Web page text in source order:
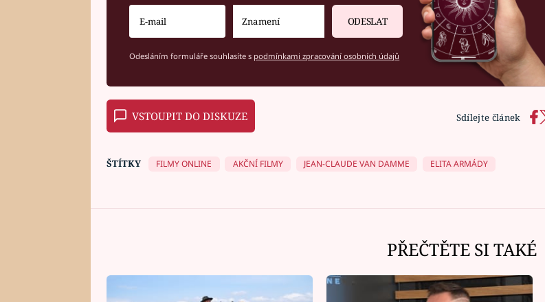
ODESLAT
Odesláním formuláře souhlasíte s podmínkami zpracování osobních údajů
VSTOUPIT DO DISKUZE Sdílejte článek
ŠTÍTKY FILMY ONLINE AKČNÍ FILMY JEAN-CLAUDE VAN DAMME ELITA ARMÁDY
PŘEČTĚTE SI TAKÉ